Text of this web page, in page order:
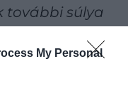
My Personal
további súlya
a jelenlegi